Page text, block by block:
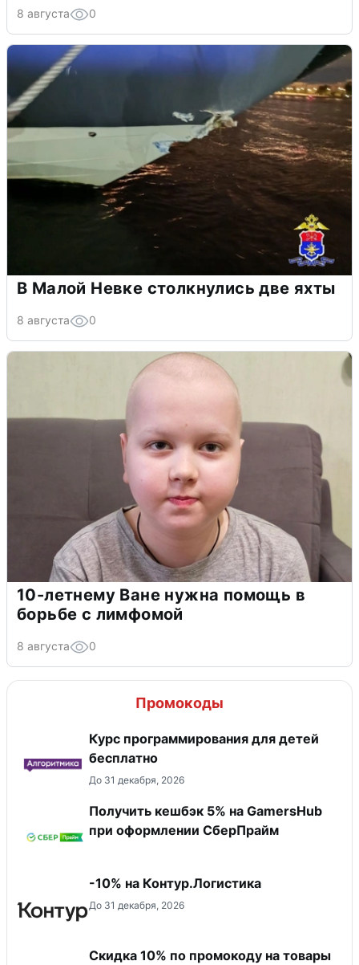
8 августа 0
В Малой Невке столкнулись две яхты
8 августа 0
10-летнему Ване нужна помощь в
борьбе с лимфомой
8 августа 0
Промокоды
Курс программирования для детей
бесплатно
До 31 декабря, 2026
Получить кешбэк 5% на GamersHub
при оформлении СберПрайм
-10% на Контур.Логистика
До 31 декабря, 2026
Скидка 10% по промокоду на товары